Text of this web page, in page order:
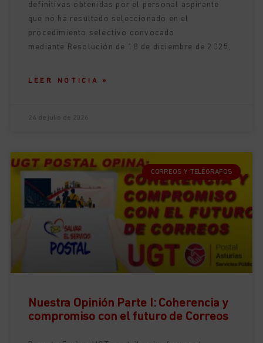
definitivas obtenidas por el personal aspirante
que no ha resultado seleccionado en el
procedimiento selectivo convocado
mediante Resolución de 18 de diciembre de 2025,
LEER NOTICIA »
CORREOS Y TELÉGRAFOS
Nuestra Opinión Parte I: Coherencia y
compromiso con el futuro de Correos